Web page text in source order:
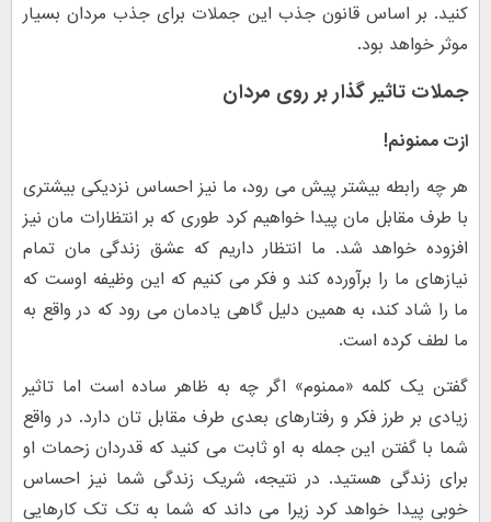
کنید. بر اساس قانون جذب این جملات برای جذب مردان بسیار
موثر خواهد بود.
جملات تاثیر گذار بر روی مردان
ازت ممنونم!
هر چه رابطه بیشتر پیش می رود، ما نیز احساس نزدیکی بیشتری
با طرف مقابل مان پیدا خواهیم کرد طوری که بر انتظارات مان نیز
افزوده خواهد شد. ما انتظار داریم که عشق زندگی مان تمام
نیازهای ما را برآورده کند و فکر می کنیم که این وظیفه اوست که
ما را شاد کند، به همین دلیل گاهی یادمان می رود که در واقع به
ما لطف کرده است.
گفتن یک کلمه «ممنوم» اگر چه به ظاهر ساده است اما تاثیر
زیادی بر طرز فکر و رفتارهای بعدی طرف مقابل تان دارد. در واقع
شما با گفتن این جمله به او ثابت می کنید که قدردان زحمات او
برای زندگی هستید. در نتیجه، شریک زندگی شما نیز احساس
خوبی پیدا خواهد کرد زیرا می داند که شما به تک تک کارهایی